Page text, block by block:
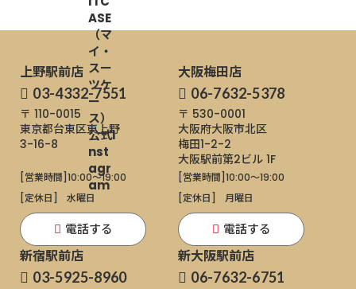
上野駅前店
03-4332-7551
〒 110-0015
東京都台東区東上野
3-16-8
[営業時間]10:00～19:00
[定休日]
水曜日
電話する
大阪梅田店
06-7632-5378
〒 530-0001
大阪府大阪市北区
梅田1-2-2
大阪駅前第2ビル 1F
[営業時間]10:00～19:00
[定休日]
月曜日
電話する
新宿駅前店
03-5925-8960
新大阪駅前店
06-7632-6751